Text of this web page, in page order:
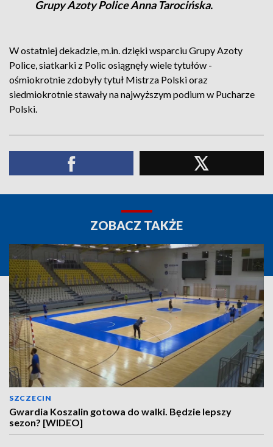
Grupy Azoty Police Anna Tarocińska.
W ostatniej dekadzie, m.in. dzięki wsparciu Grupy Azoty
Police, siatkarki z Polic osiągnęły wiele tytułów -
ośmiokrotnie zdobyły tytuł Mistrza Polski oraz
siedmiokrotnie stawały na najwyższym podium w Pucharze
Polski.
ZOBACZ TAKŻE
SZCZECIN
Gwardia Koszalin gotowa do walki. Będzie lepszy
sezon? [WIDEO]